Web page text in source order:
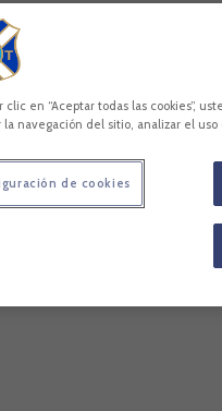
clic en “Aceptar todas las cookies”,
la navegación del sitio, analizar el
de cookies